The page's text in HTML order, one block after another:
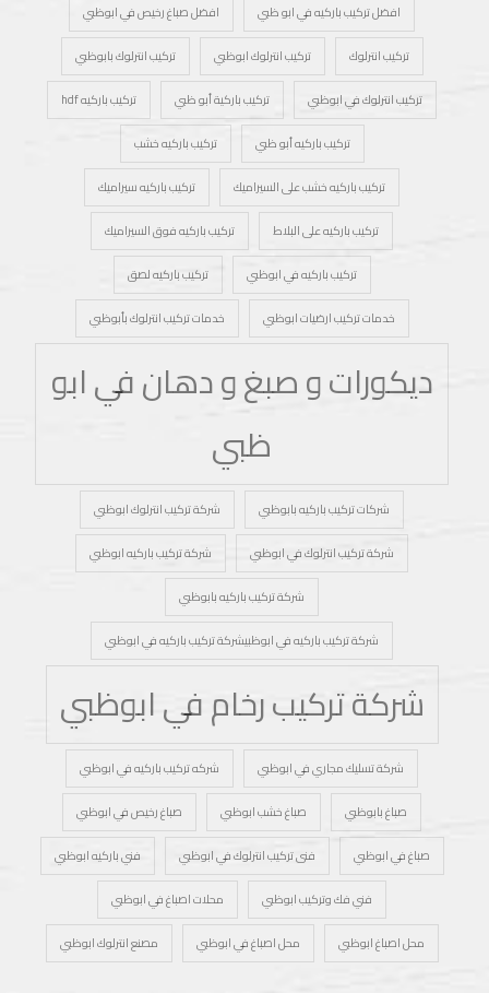
افضل تركيب باركيه في ابو ظبي
افضل صباغ رخيص في ابوظبي
تركيب انترلوك
تركيب انترلوك ابوظبي
تركيب انترلوك بابوظبي
تركيب انترلوك في ابوظبي
تركيب باركية أبو ظبي
تركيب باركيه hdf
تركيب باركيه أبو ظبي
تركيب باركيه خشب
تركيب باركيه خشب على السيراميك
تركيب باركيه سيراميك
تركيب باركيه على البلاط
تركيب باركيه فوق السيراميك
تركيب باركيه في ابوظبي
تركيب باركيه لصق
خدمات تركيب ارضيات ابوظبي
خدمات تركيب انترلوك بأبوظبي
ديكورات و صبغ و دهان في ابو
ظبي
شركات تركيب باركيه بابوظبي
شركة تركيب انترلوك ابوظبي
شركة تركيب انترلوك في ابوظبي
شركة تركيب باركيه ابوظبي
شركة تركيب باركيه بابوظبي
شركة تركيب باركيه في ابوظبيشركة تركيب باركيه في ابوظبي
شركة تركيب رخام في ابوظبي
شركة تسليك مجاري في ابوظبي
شركه تركيب باركيه في ابوظبي
صباغ بابوظبي
صباغ خشب ابوظبي
صباغ رخيص في ابوظبي
صباغ في ابوظبي
فنى تركيب انترلوك في ابوظبي
فني باركيه ابوظبي
فني فك وتركيب ابوظبي
محلات اصباغ في ابوظبي
محل اصباغ ابوظبي
محل اصباغ في ابوظبي مصنع انترلوك ابوظبي